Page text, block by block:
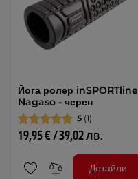
Йога ролер inSPORTline
Nagaso - черен
5 (1)
19,95 € / 39,02 лв.
Детайли